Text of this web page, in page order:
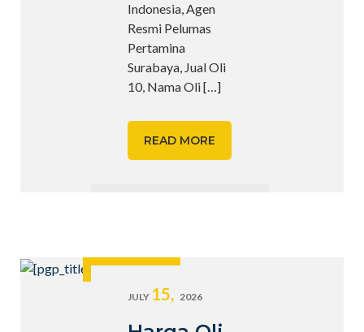
Indonesia, Agen
Resmi Pelumas
Pertamina
Surabaya, Jual Oli
10, Nama Oli[…]
READ MORE
JULY 15, 2026